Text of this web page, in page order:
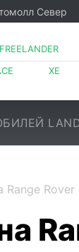
Север
FREELANDER
XE
LAND
Range Rover